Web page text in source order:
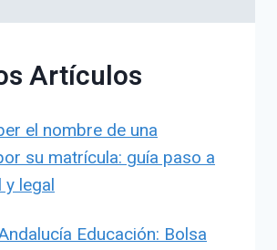
Artículos
el nombre de una
su matrícula: guía paso a
y legal
Educación: Bolsa